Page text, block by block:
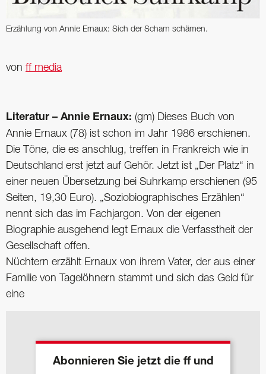
Erzählung von Annie Ernaux: Sich der Scham schämen.
von ff media
Literatur – Annie Ernaux: (gm) Dieses Buch von
Annie Ernaux (78) ist schon im Jahr 1986 erschienen.
Die Töne, die es anschlug, treffen in Frankreich wie in
Deutschland erst jetzt auf Gehör. Jetzt ist „Der Platz“ in
einer neuen Übersetzung bei Suhrkamp erschienen (95
Seiten, 19,30 Euro). „Soziobiographisches Erzählen“
nennt sich das im Fachjargon. Von der eigenen
Biographie ausgehend legt Ernaux die Verfasstheit der
Gesellschaft offen.
Nüchtern erzählt Ernaux von ihrem Vater, der aus einer
Familie von Tagelöhnern stammt und sich das Geld für
eine
Abonnieren Sie jetzt die ff und